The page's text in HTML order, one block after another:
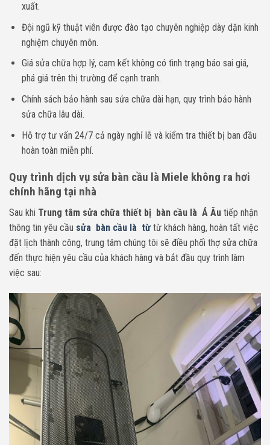
xuất.
Đội ngũ kỹ thuật viên được đào tạo chuyên nghiệp dày dặn kinh
nghiệm chuyên môn.
Giá sửa chữa hợp lý, cam kết không có tình trạng báo sai giá,
phá giá trên thị trường để cạnh tranh.
Chính sách bảo hành sau sửa chữa dài hạn, quy trình bảo hành
sửa chữa lâu dài.
Hỗ trợ tư vấn 24/7 cả ngày nghỉ lễ và kiểm tra thiết bị ban đầu
hoàn toàn miễn phí.
Quy trình dịch vụ sửa bàn cầu là Miele không ra hơi
chính hãng tại nhà
Sau khi Trung tâm sửa chữa thiết bị bàn cầu là Á Âu tiếp nhận
thông tin yêu cầu sửa bàn cầu là từ từ khách hàng, hoàn tất việc
đặt lịch thành công, trung tâm chúng tôi sẽ điều phối thợ sửa chữa
đến thực hiện yêu cầu của khách hàng và bắt đầu quy trình làm
việc sau: